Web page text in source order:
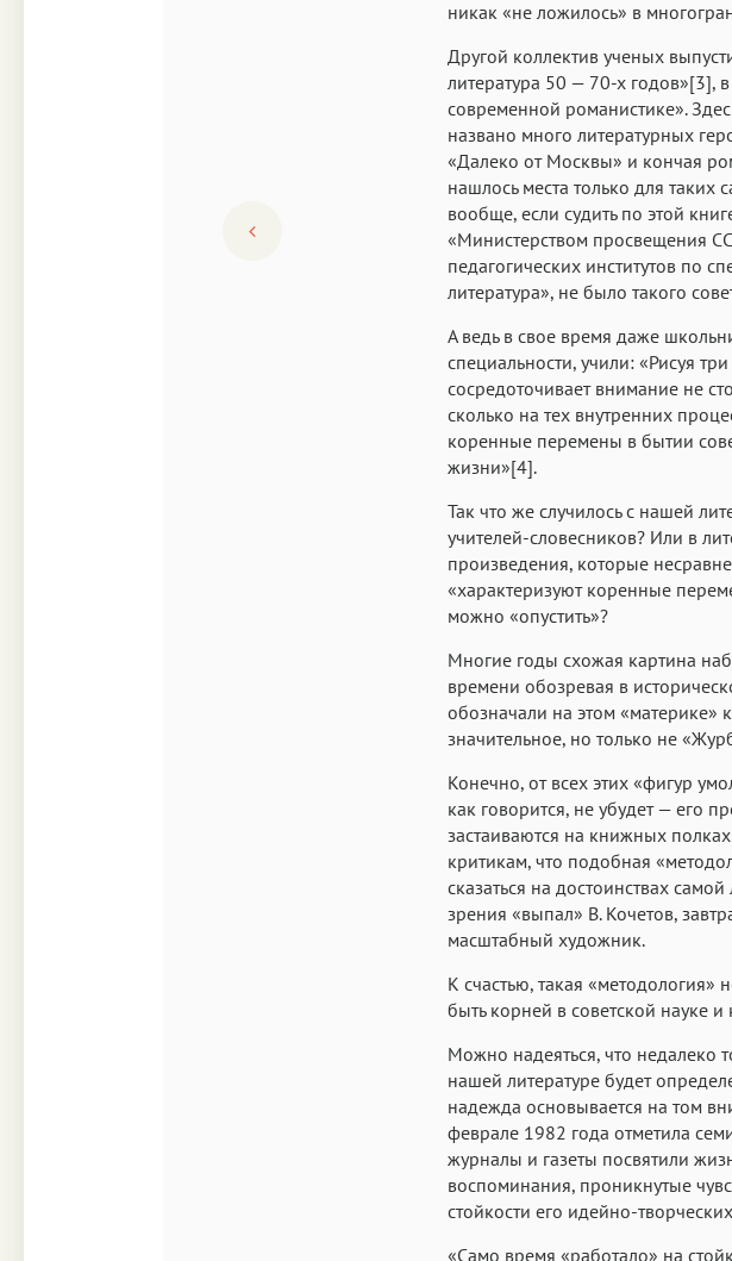
никак «не ложилось» в
Другой коллектив ученых
литература 50 — 70-х годов»[3],
современной романистике».
названо много литературных
«Далеко от Москвы» и кончая
нашлось места только для
вообще, если судить по этой
«Министерством просвещения
педагогических институтов по
литература», не было такого
А ведь в свое время даже
специальности, учили: «Рисуя
сосредоточивает внимание не
сколько на тех внутренних
коренные перемены в бытии
жизни»[4].
Так что же случилось с нашей
учителей-словесников? Или в
произведения, которые
«характеризуют коренные
можно «опустить»?
Многие годы схожая картина
времени обозревая в
обозначали на этом
значительное, но только не
Конечно, от всех этих «фигур
как говорится, не убудет — его
застаиваются на книжных
критикам, что подобная
сказаться на достоинствах
зрения «выпал» В. Кочетов,
масштабный художник.
К счастью, такая
быть корней в советской науке и
Можно надеяться, что недалеко
нашей литературе будет
надежда основывается на том
феврале 1982 года отметила
журналы и газеты посвятили
воспоминания, проникнутые
стойкости его идейно-
«Само время «работало» на